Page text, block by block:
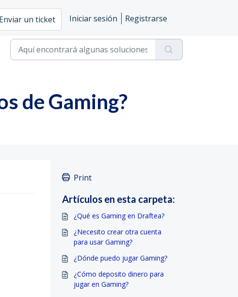
Enviar un ticket Iniciar sesión Registrarse
de Gaming?
Print
Artículos en esta carpeta:
¿Qué es Gaming en Draftea?
¿Necesito crear otra cuenta
para usar Gaming?
¿Dónde puedo jugar Gaming?
¿Cómo deposito dinero para
jugar en Gaming?